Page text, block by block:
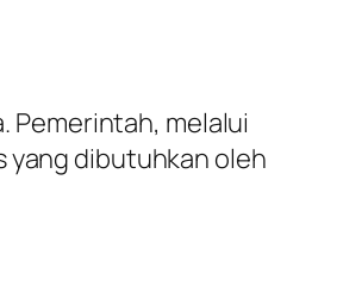
Pemerintah, melalui
yang dibutuhkan oleh